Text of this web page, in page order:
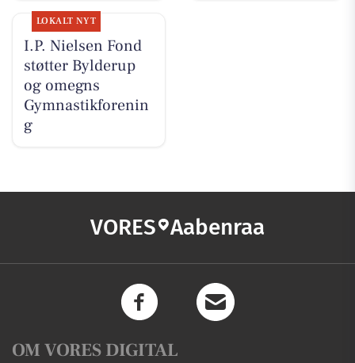
LOKALT NYT
I.P. Nielsen Fond
støtter Bylderup
og omegns
Gymnastikforenin
g
VORES Aabenraa
OM VORES DIGITAL